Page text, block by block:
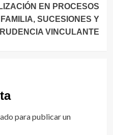
EN PROCESOS
SUCESIONES Y
VINCULANTE
para publicar un